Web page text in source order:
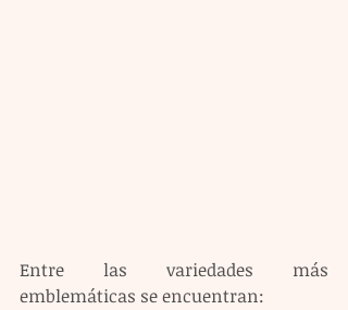
Entre las variedades más
emblemáticas se encuentran: